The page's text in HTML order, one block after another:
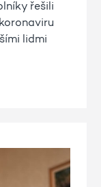
řešili
lidmi